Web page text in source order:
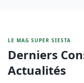
LE MAG SUPER SIESTA
Derniers
Actualités